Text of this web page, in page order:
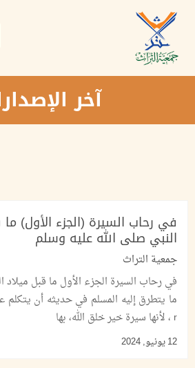
المحتوى
الرئيسي
آخر
في رحاب السيرة (الجزء الأول) ما
النبي صلى الله عليه وسلم
جمعية التراث
ما يتطرق إليه المسلم في حديثه أن يتكلم
r ، لأنها سيرة خير خلق الله، بها
12 يونيو, 2024